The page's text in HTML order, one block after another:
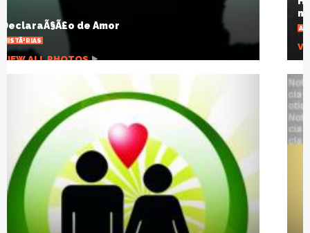
ARTIGOS
VIEW ALL PHOTOS